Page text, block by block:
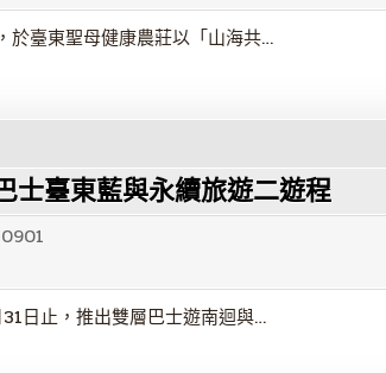
於臺東聖母健康農莊以「山海共…
士臺東藍與永續旅遊二遊程
日止，推出雙層巴士遊南迴與…